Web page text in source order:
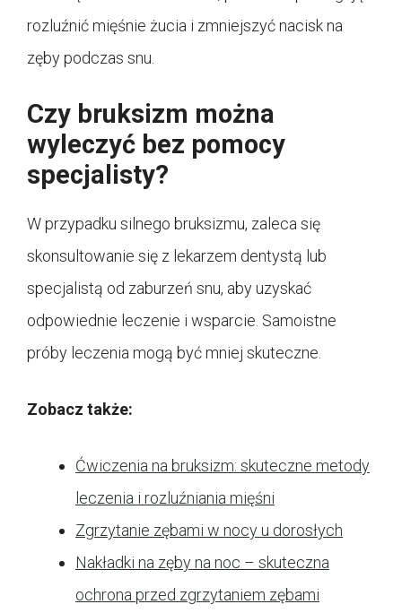
rozluźnić mięśnie żucia i zmniejszyć nacisk na
zęby podczas snu.
Czy bruksizm można
wyleczyć bez pomocy
specjalisty?
W przypadku silnego bruksizmu, zaleca się
skonsultowanie się z lekarzem dentystą lub
specjalistą od zaburzeń snu, aby uzyskać
odpowiednie leczenie i wsparcie. Samoistne
próby leczenia mogą być mniej skuteczne.
Zobacz także:
Ćwiczenia na bruksizm: skuteczne metody
leczenia i rozluźniania mięśni
Zgrzytanie zębami w nocy u dorosłych
Nakładki na zęby na noc – skuteczna
ochrona przed zgrzytaniem zębami